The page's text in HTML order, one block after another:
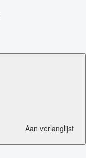
Aan verlanglijst